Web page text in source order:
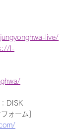
live/
l-
DISK
ォーム］